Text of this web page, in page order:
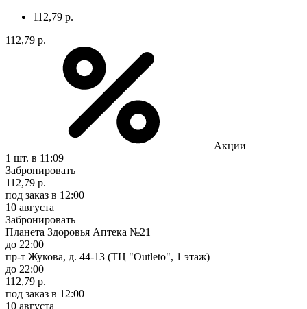
112,79 р.
112,79 р.
Акции
1 шт. в 11:09
Забронировать
112,79 р.
под заказ в 12:00
10 августа
Забронировать
Планета Здоровья Аптека №21
до 22:00
пр-т Жукова, д. 44-13 (ТЦ "Outleto", 1 этаж)
до 22:00
112,79 р.
под заказ в 12:00
10 августа